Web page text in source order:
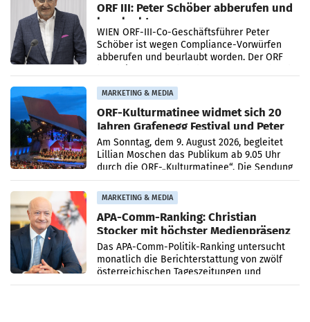
ORF III: Peter Schöber abberufen und
beurlaubt
WIEN ORF-III-Co-Geschäftsführer Peter
Schöber ist wegen Compliance-Vorwürfen
abberufen und beurlaubt worden. Der ORF
MARKETING & MEDIA
ORF-Kulturmatinee widmet sich 20
Jahren Grafenegg Festival und Peter
Simonischek
Am Sonntag, dem 9. August 2026, begleitet
Lillian Moschen das Publikum ab 9.05 Uhr
durch die ORF-„Kulturmatinee“. Die Sendung
startet mit der Dokumentation „20 Jahre
Grafenegg
MARKETING & MEDIA
APA-Comm-Ranking: Christian
Stocker mit höchster Medienpräsenz
im Juli
Das APA-Comm-Politik-Ranking untersucht
monatlich die Berichterstattung von zwölf
österreichischen Tageszeitungen und
analysiert, welche Politikerinnen und